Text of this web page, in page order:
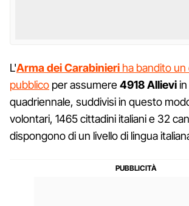
L'Arma dei Carabinieri ha bandito
pubblico per assumere4918 Allievi
quadriennale, suddivisi in questo
volontari, 1465 cittadini italiani e 32
dispongono di un livello di lingua